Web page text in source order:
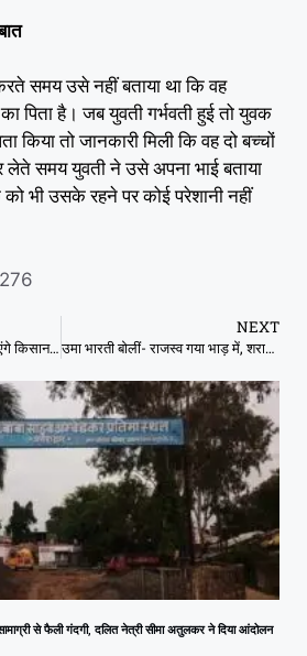
समय उसे नहीं बताया था कि वह
पिता है। जब युवती गर्भवती हुई तो युवक
किया तो जानकारी मिली कि वह दो बच्चों
लेते समय युवती ने उसे अपना भाई बताया
भी उसके रहने पर कोई परेशानी नहीं
276
मध्य प्रदेश तीन रैलियां करने आएंगे किसान नेता राकेश टिकैत
NEXT
उमा भारती बोलीं- राजस्व गया भाड़ में, शराबी भले ही भूखे मर जाएं लेकिन MP में शराबबंदी हो
से फैली गंदगी, दलित नेत्री सीमा अतुलकर ने दिया आंदोलन